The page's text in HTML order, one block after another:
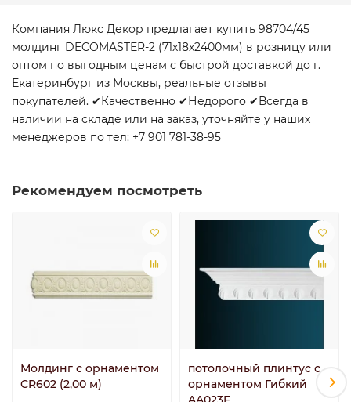
Компания Люкс Декор предлагает купить 98704/45
молдинг DECOMASTER-2 (71х18х2400мм) в розницу или
оптом по выгодным ценам с быстрой доставкой до г.
Екатеринбург из Москвы, реальные отзывы
покупателей. ✔Качественно ✔Недорого ✔Всегда в
наличии на складе или на заказ, уточняйте у наших
менеджеров по тел: +7 901 781-38-95
Рекомендуем посмотреть
Молдинг с орнаментом
CR602 (2,00 м)
потолочный плинтус с
орнаментом Гибкий